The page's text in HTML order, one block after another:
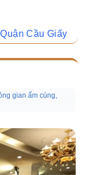
Cầu Giấy
gian ấm cúng,